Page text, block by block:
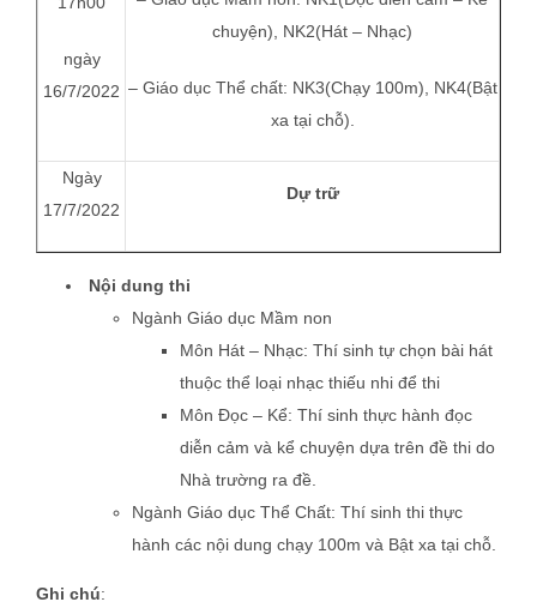
ngày
16/7/2022
chuyện), NK2(Hát – Nhạc)
– Giáo dục Thể chất: NK3(Chạy 100m), NK4(Bật
xa tại chỗ).
Ngày
17/7/2022
Dự trữ
Nội dung thi
Ngành Giáo dục Mầm non
Môn Hát – Nhạc: Thí sinh tự chọn bài hát
thuộc thể loại nhạc thiếu nhi để thi
Môn Đọc – Kể: Thí sinh thực hành đọc
diễn cảm và kể chuyện dựa trên đề thi do
Nhà trường ra đề.
Ngành Giáo dục Thể Chất: Thí sinh thi thực
hành các nội dung chạy 100m và Bật xa tại chỗ.
Ghi chú: